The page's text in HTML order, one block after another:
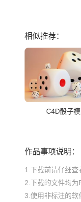
相似推荐：
C4D骰子
作品事项说明：
1.下载前请仔细
2.下载的文件均
3.使用非标注的软